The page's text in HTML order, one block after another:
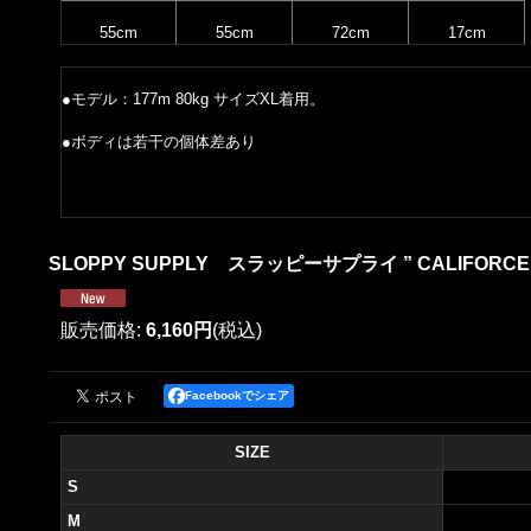
55cm 55cm 72cm 17cm
●モデル：177m 80kg サイズXL着用。
●ボディは若干の個体差あり
SLOPPY SUPPLY スラッピーサプライ ”
販売価格: 6,160円 (税込)
Facebookでシェア
SIZE
S
M